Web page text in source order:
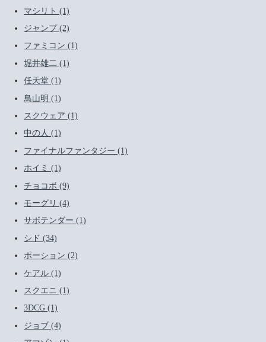
マシリト (1)
ジャンプ (2)
ファミコン (1)
堀井雄二 (1)
任天堂 (1)
鳥山明 (1)
スクウェア (1)
中の人 (1)
ファイナルファンタジー (1)
ホイミ (1)
チョコボ (9)
モーグリ (4)
サボテンダー (1)
シド (34)
ポーション (2)
ケアル (1)
スクエニ (1)
3DCG (1)
ジョブ (4)